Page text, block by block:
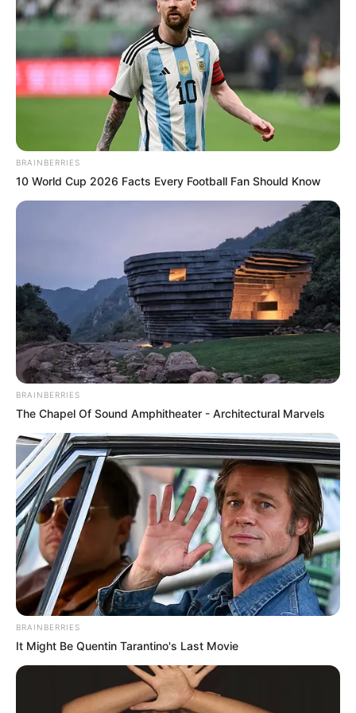
(foto: instagram/anggikabolsterli)
9. Gadis berkelahiran 21 Juni 1995 ini tetap terlihat
awet muda ya
BRAINBERRIES
10 World Cup 2026 Facts Every Football Fan Should Know
BRAINBERRIES
The Chapel Of Sound Amphitheater - Architectural Marvels
BRAINBERRIES
It Might Be Quentin Tarantino's Last Movie